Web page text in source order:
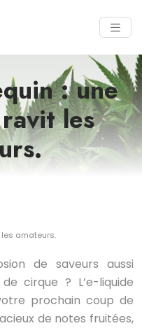
: une
les
amateurs.
de saveurs aussi
cirque ? L’e-liquide
prochain coup de
de notes fruitées,